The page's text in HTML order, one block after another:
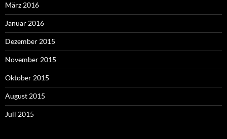
März 2016
Januar 2016
Dezember 2015
November 2015
Oktober 2015
August 2015
Juli 2015